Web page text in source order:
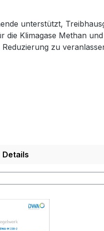
unterstützt,
Klimagase Methan
zu
Details